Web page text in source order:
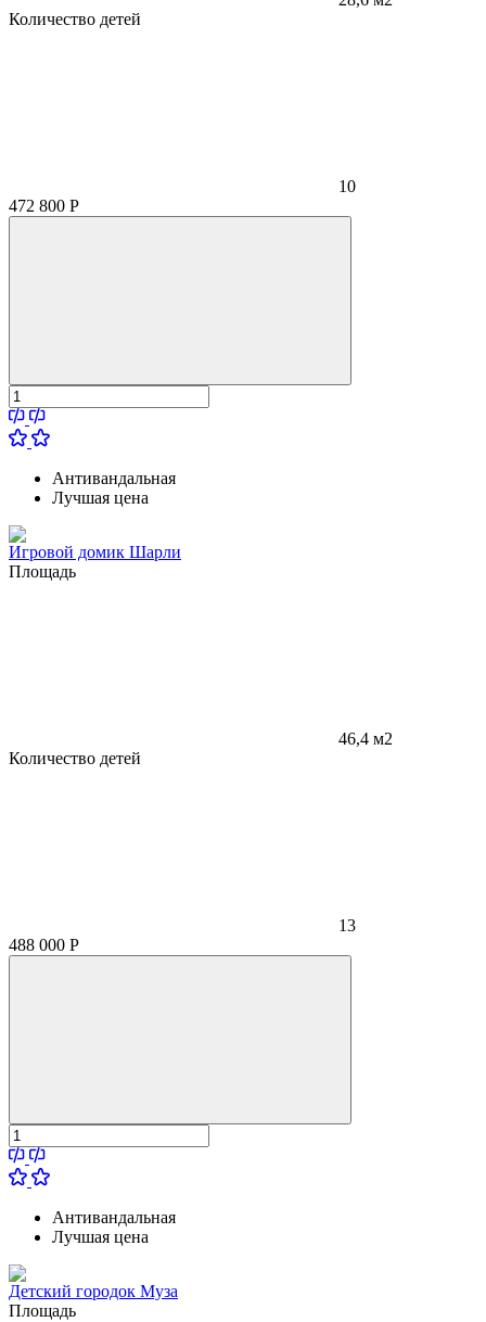
Количество детей
10
472 800 Р
Антивандальная
Лучшая цена
Игровой домик Шарли
Площадь
46,4 м2
Количество детей
13
488 000 Р
Антивандальная
Лучшая цена
Детский городок Муза
Площадь